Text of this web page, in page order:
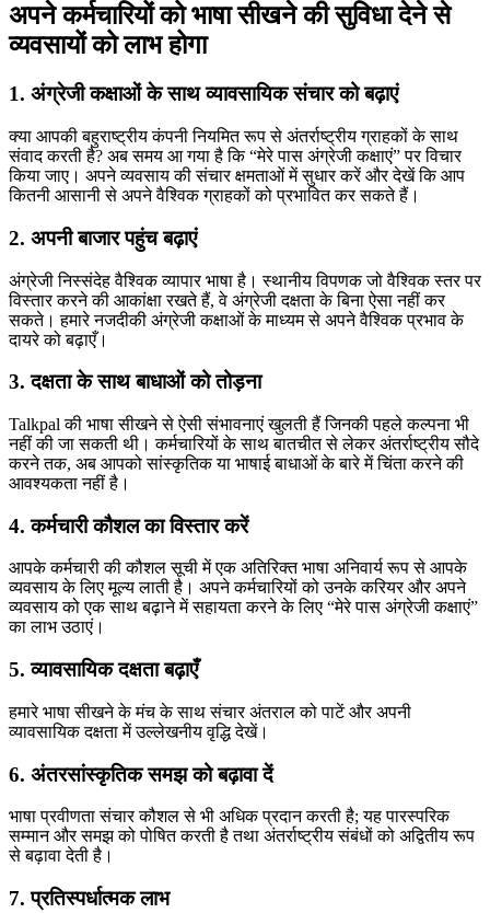
अपने कर्मचारियों को भाषा सीखने की सुविधा देने से
व्यवसायों को लाभ होगा
1. अंग्रेजी कक्षाओं के साथ व्यावसायिक संचार को बढ़ाएं
क्या आपकी बहुराष्ट्रीय कंपनी नियमित रूप से अंतर्राष्ट्रीय ग्राहकों के साथ
संवाद करती है? अब समय आ गया है कि “मेरे पास अंग्रेजी कक्षाएं” पर विचार
किया जाए। अपने व्यवसाय की संचार क्षमताओं में सुधार करें और देखें कि आप
कितनी आसानी से अपने वैश्विक ग्राहकों को प्रभावित कर सकते हैं।
2. अपनी बाजार पहुंच बढ़ाएं
अंग्रेजी निस्संदेह वैश्विक व्यापार भाषा है। स्थानीय विपणक जो वैश्विक स्तर पर
विस्तार करने की आकांक्षा रखते हैं, वे अंग्रेजी दक्षता के बिना ऐसा नहीं कर
सकते। हमारे नजदीकी अंग्रेजी कक्षाओं के माध्यम से अपने वैश्विक प्रभाव के
दायरे को बढ़ाएँ।
3. दक्षता के साथ बाधाओं को तोड़ना
Talkpal की भाषा सीखने से ऐसी संभावनाएं खुलती हैं जिनकी पहले कल्पना भी
नहीं की जा सकती थी। कर्मचारियों के साथ बातचीत से लेकर अंतर्राष्ट्रीय सौदे
करने तक, अब आपको सांस्कृतिक या भाषाई बाधाओं के बारे में चिंता करने की
आवश्यकता नहीं है।
4. कर्मचारी कौशल का विस्तार करें
आपके कर्मचारी की कौशल सूची में एक अतिरिक्त भाषा अनिवार्य रूप से आपके
व्यवसाय के लिए मूल्य लाती है। अपने कर्मचारियों को उनके करियर और अपने
व्यवसाय को एक साथ बढ़ाने में सहायता करने के लिए “मेरे पास अंग्रेजी कक्षाएं”
का लाभ उठाएं।
5. व्यावसायिक दक्षता बढ़ाएँ
हमारे भाषा सीखने के मंच के साथ संचार अंतराल को पाटें और अपनी
व्यावसायिक दक्षता में उल्लेखनीय वृद्धि देखें।
6. अंतरसांस्कृतिक समझ को बढ़ावा दें
भाषा प्रवीणता संचार कौशल से भी अधिक प्रदान करती है; यह पारस्परिक
सम्मान और समझ को पोषित करती है तथा अंतर्राष्ट्रीय संबंधों को अद्वितीय रूप
से बढ़ावा देती है।
7. प्रतिस्पर्धात्मक लाभ